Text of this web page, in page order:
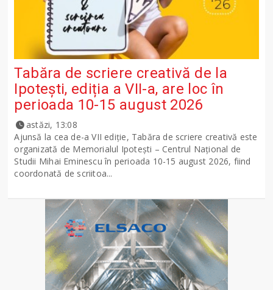
Tabăra de scriere creativă de la
Ipotești, ediția a VII-a, are loc în
perioada 10-15 august 2026
astăzi, 13:08
Ajunsă la cea de-a VII ediție, Tabăra de scriere creativă este
organizată de Memorialul Ipotești – Centrul Național de
Studii Mihai Eminescu în perioada 10-15 august 2026, fiind
coordonată de scriitoa...